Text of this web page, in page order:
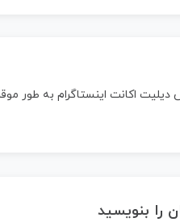
دیلیت اکانت اینستاگرام به طور
را بنویسید